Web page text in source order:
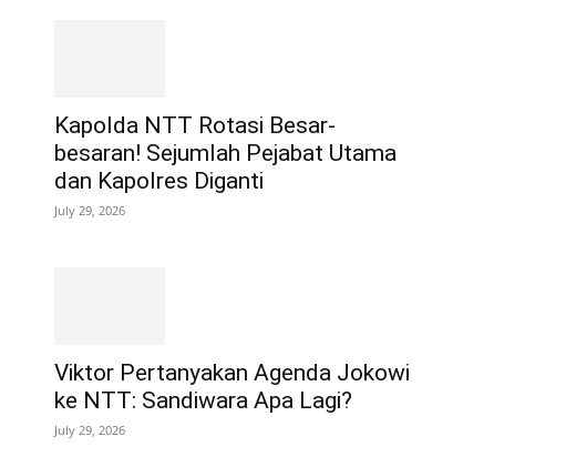
Kapolda NTT Rotasi Besar-
besaran! Sejumlah Pejabat Utama
dan Kapolres Diganti
July 29, 2026
Viktor Pertanyakan Agenda Jokowi
ke NTT: Sandiwara Apa Lagi?
July 29, 2026